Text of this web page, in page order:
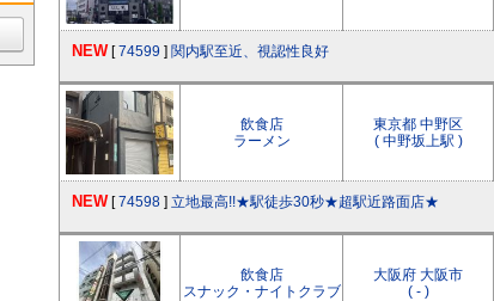
NEW [74599 ] 関内駅至近、視認性良好
飲食店
ラーメン
東京都 中野区
( 中野坂上駅 )
NEW [74598 ] 立地最高!!★駅徒歩30秒★超駅近路面店★
飲食店
スナック・ナイトクラブ
大阪府 大阪市
( - )